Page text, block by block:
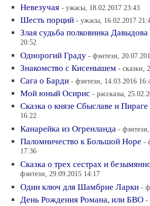
Невезучая - ужасы, 18.02.2017 23:43
Шесть порций - ужасы, 16.02.2017
Злая судьба полковника Давыдова
20:52
Однорогий Граду - фэнтези,
Знакомство с Кисенышем - сказки,
Сага о Барди - фэнтези, 14.03.2016
Мой юный Осирис - рассказы,
Сказка о князе Сбыславе и Пираге
16:22
Канарейка из Огренланда -
Паломничество к Большой Норе -
17:36
Сказка о трех сестрах и
фэнтези, 29.09.2015 14:17
Один ключ для Шамбрие Ларки -
День Рождения Романа, или БВО -